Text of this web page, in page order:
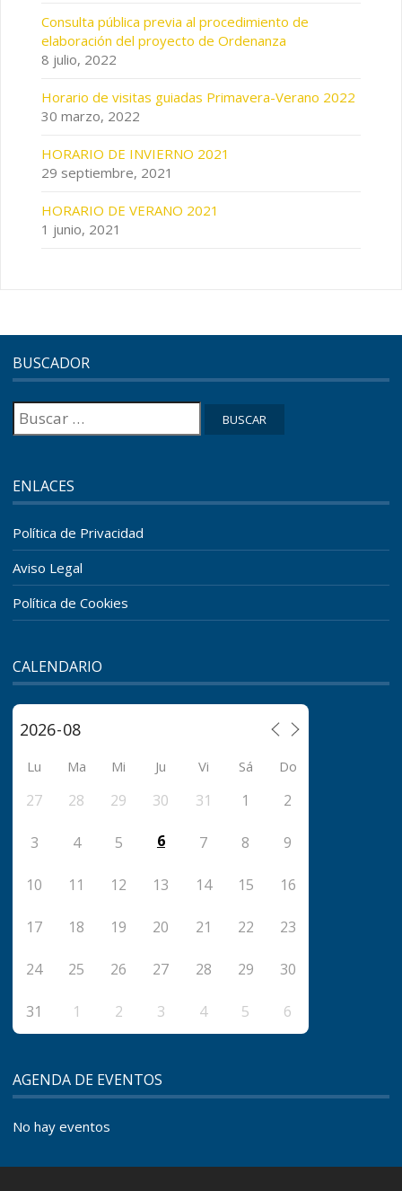
Consulta pública previa al procedimiento de
elaboración del proyecto de Ordenanza
8 julio, 2022
Horario de visitas guiadas Primavera-Verano 2022
30 marzo, 2022
HORARIO DE INVIERNO 2021
29 septiembre, 2021
HORARIO DE VERANO 2021
1 junio, 2021
BUSCADOR
Buscar:
ENLACES
Política de Privacidad
Aviso Legal
Política de Cookies
CALENDARIO
Lu Ma Mi Ju Vi Sá Do
27 28 29 30 31 1 2
3 4 5 6 7 8 9
10 11 12 13 14 15 16
17 18 19 20 21 22 23
24 25 26 27 28 29 30
31 1 2 3 4 5 6
AGENDA DE EVENTOS
No hay eventos